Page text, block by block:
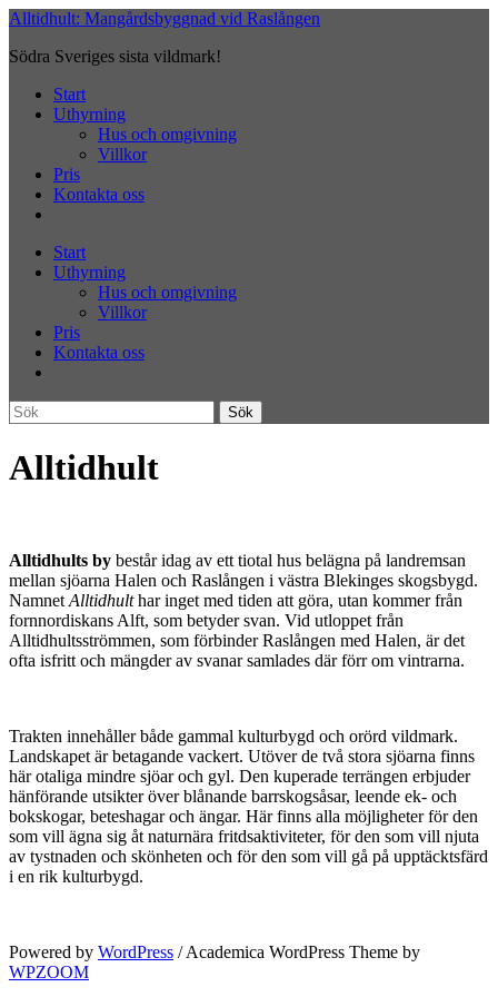
Hoppa
huvudinnehåll
Alltidhult: Mangårdsbyggnad vid Raslången
Södra Sveriges sista vildmark!
på/av
mobilmeny
Start
Uthyrning
Hus och omgivning
Villkor
Pris
Kontakta oss
Start
Uthyrning
Hus och omgivning
Villkor
Pris
Kontakta oss
Sök
efter:
Sök
Alltidhult
Alltidhults by består idag av ett tiotal hus belägna på landremsan
mellan sjöarna Halen och Raslången i västra Blekinges skogsbygd.
Namnet Alltidhulthar inget med tiden att göra, utan kommer från
fornnordiskans Alft, som betyder svan. Vid utloppet från
Alltidhultsströmmen, som förbinder Raslången med Halen, är det
ofta isfritt och mängder av svanar samlades där förr om vintrarna.
Trakten innehåller både gammal kulturbygd och orörd vildmark.
Landskapet är betagande vackert. Utöver de två stora sjöarna finns
här otaliga mindre sjöar och gyl. Den kuperade terrängen erbjuder
hänförande utsikter över blånande barrskogsåsar, leende ek- och
bokskogar, beteshagar och ängar. Här finns alla möjligheter för den
som vill ägna sig åt naturnära fritdsaktiviteter, för den som vill njuta
av tystnaden och skönheten och för den som vill gå på upptäcktsfärd
i en rik kulturbygd.
Powered by WordPress / Academica WordPress Theme by
WPZOOM